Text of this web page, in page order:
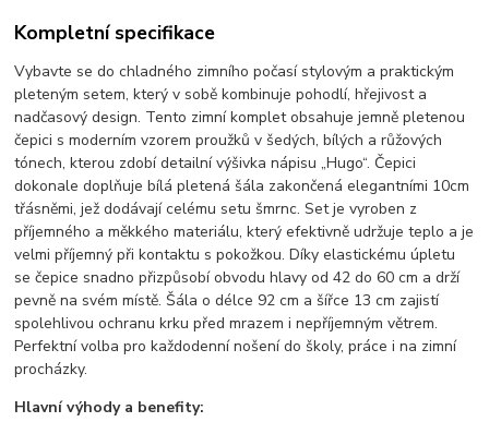
Kompletní specifikace
Vybavte se do chladného zimního počasí stylovým a praktickým
pleteným setem, který v sobě kombinuje pohodlí, hřejivost a
nadčasový design. Tento zimní komplet obsahuje jemně pletenou
čepici s moderním vzorem proužků v šedých, bílých a růžových
tónech, kterou zdobí detailní výšivka nápisu „Hugo“. Čepici
dokonale doplňuje bílá pletená šála zakončená elegantními 10cm
třásněmi, jež dodávají celému setu šmrnc. Set je vyroben z
příjemného a měkkého materiálu, který efektivně udržuje teplo a je
velmi příjemný při kontaktu s pokožkou. Díky elastickému úpletu
se čepice snadno přizpůsobí obvodu hlavy od 42 do 60 cm a drží
pevně na svém místě. Šála o délce 92 cm a šířce 13 cm zajistí
spolehlivou ochranu krku před mrazem i nepříjemným větrem.
Perfektní volba pro každodenní nošení do školy, práce i na zimní
procházky.
Hlavní výhody a benefity: